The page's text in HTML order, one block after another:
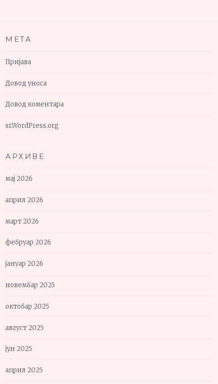
МЕТА
Пријава
Довод уноса
Довод коментара
sr.WordPress.org
АРХИВЕ
мај 2026
април 2026
март 2026
фебруар 2026
јануар 2026
новембар 2025
октобар 2025
август 2025
јун 2025
април 2025